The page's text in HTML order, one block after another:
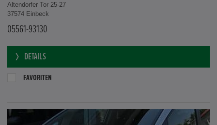
Altendorfer Tor 25-27
37574 Einbeck
05561-93130
DETAILS
FAVORITEN